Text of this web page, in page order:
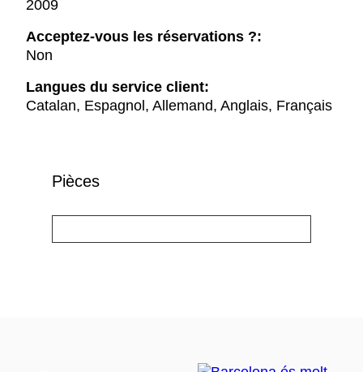
2009
Acceptez-vous les réservations ?:
Non
Langues du service client:
Catalan, Espagnol, Allemand, Anglais, Français
Pièces